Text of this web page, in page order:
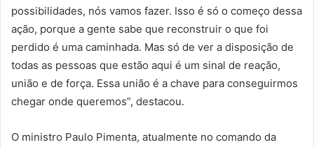
possibilidades, nós vamos fazer. Isso é só o começo dessa
ação, porque a gente sabe que reconstruir o que foi
perdido é uma caminhada. Mas só de ver a disposição de
todas as pessoas que estão aqui é um sinal de reação,
união e de força. Essa união é a chave para conseguirmos
chegar onde queremos”, destacou.
O ministro Paulo Pimenta, atualmente no comando da